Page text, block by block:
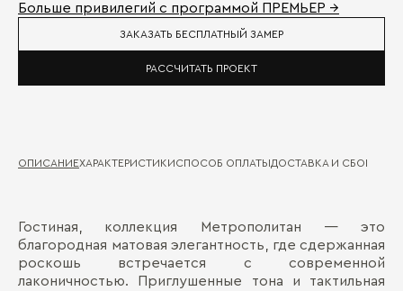
Больше привилегий с программой ПРЕМЬЕР →
ЗАКАЗАТЬ БЕСПЛАТНЫЙ ЗАМЕР
РАССЧИТАТЬ ПРОЕКТ
ОПИСАНИЕХАРАКТЕРИСТИКИСПОСОБ ОПЛАТЫДОСТАВКА И СБОРКА
Гостиная, коллекция Метрополитан — это
благородная матовая элегантность, где сдержанная
роскошь встречается с современной
лаконичностью. Приглушенные тона и тактильная